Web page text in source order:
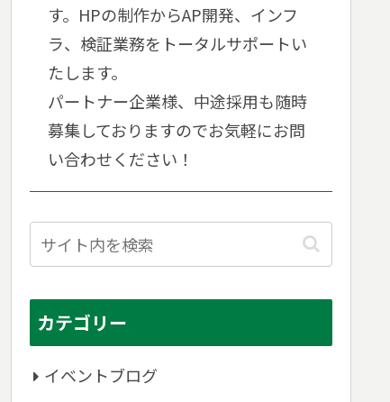
す。HPの制作からAP開発、インフ
ラ、検証業務をトータルサポートい
たします。
パートナー企業様、中途採用も随時
募集しておりますのでお気軽にお問
い合わせください！
カテゴリー
イベントブログ